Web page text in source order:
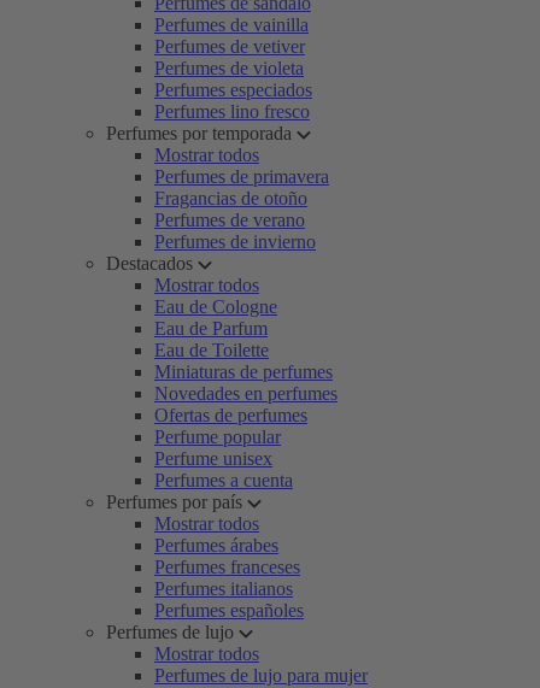
Perfumes de vainilla
Perfumes de vetiver
Perfumes de violeta
Perfumes especiados
Perfumes lino fresco
Perfumes por temporada
Mostrar todos
Perfumes de primavera
Fragancias de otoño
Perfumes de verano
Perfumes de invierno
Destacados
Mostrar todos
Eau de Cologne
Eau de Parfum
Eau de Toilette
Miniaturas de perfumes
Novedades en perfumes
Ofertas de perfumes
Perfume popular
Perfume unisex
Perfumes a cuenta
Perfumes por país
Mostrar todos
Perfumes árabes
Perfumes franceses
Perfumes italianos
Perfumes españoles
Perfumes de lujo
Mostrar todos
Perfumes de lujo para mujer